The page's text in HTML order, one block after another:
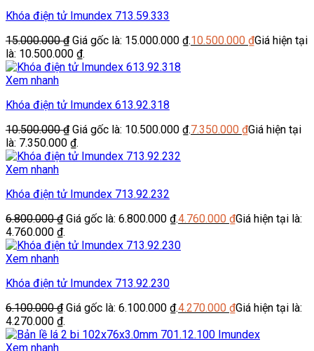
Khóa điện tử Imundex 713.59.333
15.000.000₫ Giá gốc là: 15.000.000 ₫.10.500.000 ₫Giá hiện tại
là: 10.500.000 ₫.
Xem nhanh
Khóa điện tử Imundex 613.92.318
10.500.000₫ Giá gốc là: 10.500.000 ₫.7.350.000 ₫Giá hiện tại
là: 7.350.000 ₫.
Xem nhanh
Khóa điện tử Imundex 713.92.232
6.800.000₫ Giá gốc là: 6.800.000 ₫.4.760.000 ₫Giá hiện tại là:
4.760.000 ₫.
Xem nhanh
Khóa điện tử Imundex 713.92.230
6.100.000₫ Giá gốc là: 6.100.000 ₫.4.270.000 ₫Giá hiện tại là:
4.270.000 ₫.
Xem nhanh